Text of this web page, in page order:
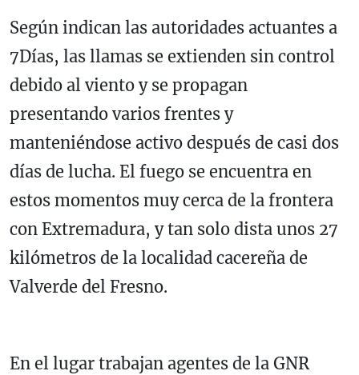
Según indican las autoridades actuantes a
7Días, las llamas se extienden sin control
debido al viento y se propagan
presentando varios frentes y
manteniéndose activo después de casi dos
días de lucha. El fuego se encuentra en
estos momentos muy cerca de la frontera
con Extremadura, y tan solo dista unos 27
kilómetros de la localidad cacereña de
Valverde del Fresno.
En el lugar trabajan agentes de la GNR